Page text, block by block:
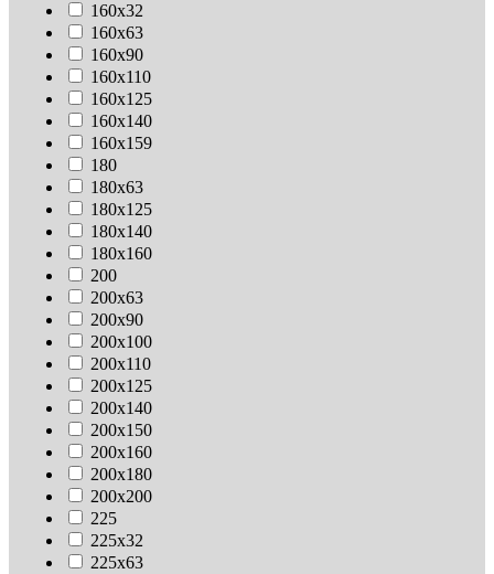
160х32
160х63
160х90
160х110
160х125
160х140
160х159
180
180х63
180х125
180х140
180х160
200
200х63
200х90
200х100
200х110
200х125
200х140
200х150
200х160
200х180
200х200
225
225х32
225х63